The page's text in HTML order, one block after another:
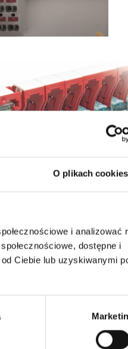
O plikach cookies
i analizować
dostępne i
Ciebie lub uzyskiwanymi